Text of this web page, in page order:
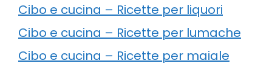
Cibo e cucina – Ricette per liquori
Cibo e cucina – Ricette per lumache
Cibo e cucina – Ricette per maiale